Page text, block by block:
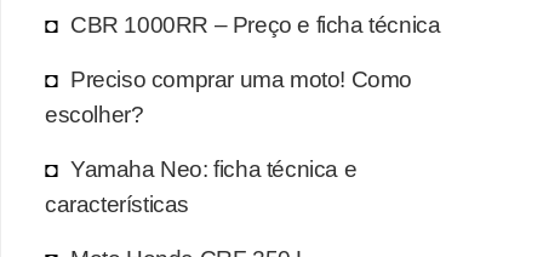
CBR 1000RR – Preço e ficha técnica
Preciso comprar uma moto! Como
escolher?
Yamaha Neo: ficha técnica e
características